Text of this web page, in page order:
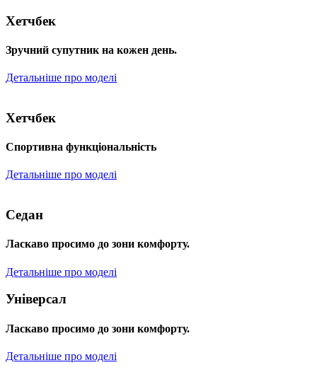
Хетчбек
Зручний супутник на кожен день.
Детальніше про моделі
Хетчбек
Спортивна функціональність
Детальніше про моделі
Седан
Ласкаво просимо до зони комфорту.
Детальніше про моделі
Універсал
Ласкаво просимо до зони комфорту.
Детальніше про моделі